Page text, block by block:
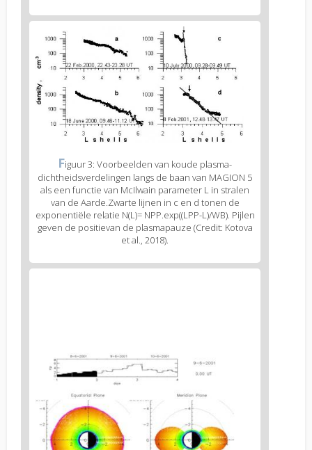
Figure
body
text
Figure
3
caption
(legend)
Figuur 3: Voorbeelden van koude plasma-
dichtheidsverdelingen langs de baan van MAGION 5
als een functie van McIlwain parameter L in stralen
van de Aarde.Zwarte lijnen in c en d tonen de
exponentiële relatie N(L)= NPP.exp((LPP-L)/WB). Pijlen
geven de positievan de plasmapauze (Credit: Kotova
et al., 2018).